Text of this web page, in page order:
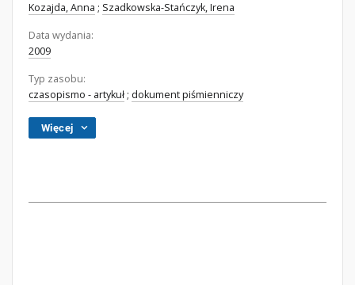
Kozajda, Anna ; Szadkowska-Stańczyk, Irena
Data wydania:
2009
Typ zasobu:
czasopismo - artykuł ; dokument piśmienniczy
Więcej